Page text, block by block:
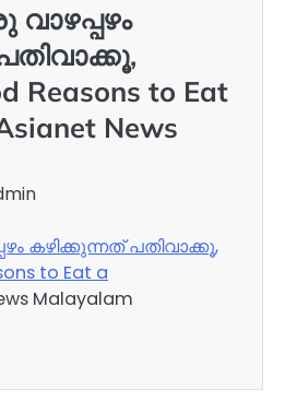
Reasons to Eat
News
കഴിക്കുന്നത് പതിവാക്കൂ,
to Eat a
Malayalam